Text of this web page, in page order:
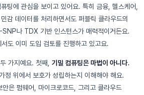
팅에 관심을 보이고 있어요. 특히 금융, 헬스케어,
감 데이터를 처리하면서도 퍼블릭 클라우드의
SNP나 TDX 기반 인스턴스가 매력적이거든요.
도 이미 도입 검토를 진행하고 있고요.
가지예요. 첫째, 기밀 컴퓨팅은 마법이 아니다.
정 위에서 보호가 성립하는지 이해해야 해요.
은 펌웨어, 마이크로코드, 그리고 클라우드